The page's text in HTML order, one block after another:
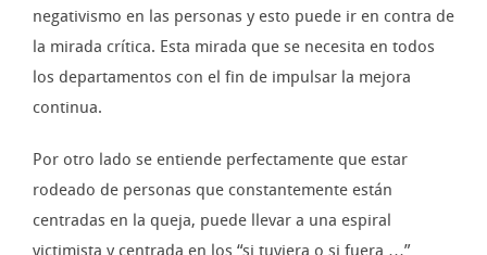
negativismo en las personas y esto puede ir en contra de
la mirada crítica. Esta mirada que se necesita en todos
los departamentos con el fin de impulsar la mejora
continua.
Por otro lado se entiende perfectamente que estar
rodeado de personas que constantemente están
centradas en la queja, puede llevar a una espiral
victimista y centrada en los “si tuviera o si fuera …”